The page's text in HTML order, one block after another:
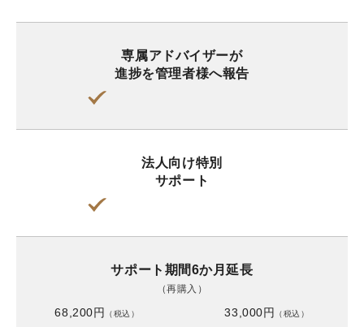
専属アドバイザーが
進捗を管理者様へ報告
法人向け特別
サポート
サポート期間6か月延長
（再購入）
68,200円 （税込） 33,000円 （税込）